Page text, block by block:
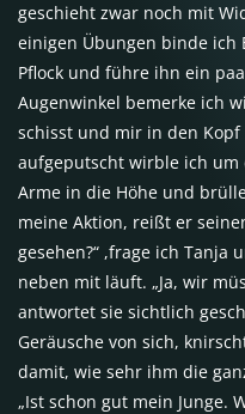
geschieht zwar noch mit
einigen Übungen binde ich
Pflock und führe ihn ein
Augenwinkel bemerke ich
schisst und mir in den
aufgeputscht wirble ich um
Arme in die Höhe und
meine Aktion, reißt er
gesehen?“ ,frage ich Tanja
neben mit läuft. „Ja, wir
antwortet sie sichtlich
Geräusche von sich,
damit, wie sehr ihm die
„Ist schon gut mein Junge.